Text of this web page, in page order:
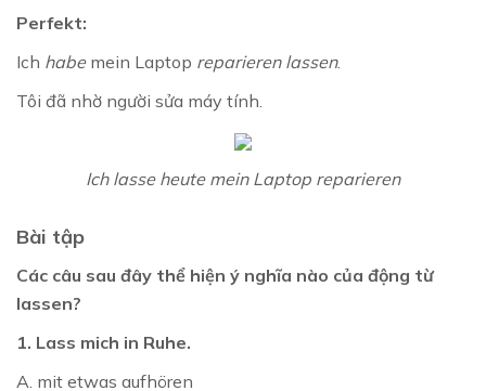
Perfekt:
Ich habe mein Laptop reparieren lassen.
Tôi đã nhờ người sửa máy tính.
Ich lasse heute mein Laptop reparieren
Bài tập
Các câu sau đây thể hiện ý nghĩa nào của động từ
lassen?
1. Lass mich in Ruhe.
A. mit etwas aufhören